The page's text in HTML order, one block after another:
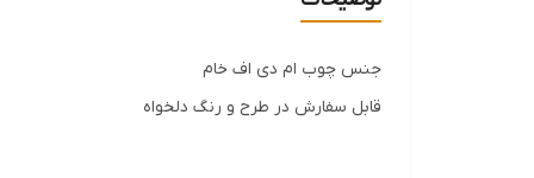
جنس چوب ام دی اف خام
قابل سفارش در طرح و رنگ دلخواه